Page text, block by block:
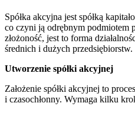
Spółka akcyjna jest spółką
co czyni ją odrębnym podmiotem
złożoność, jest to forma
średnich i dużych przedsiębiorstw.
Utworzenie spółki akcyjnej
Założenie spółki akcyjnej to
i czasochłonny. Wymaga kilku